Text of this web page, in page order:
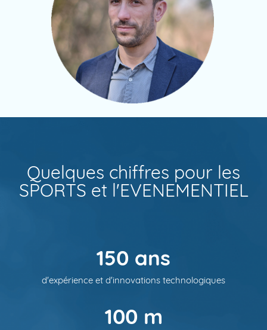
Quelques chiffres pour les
SPORTS et l'EVENEMENTIEL
150 ans
d'expérience et d'innovations technologiques
100 m